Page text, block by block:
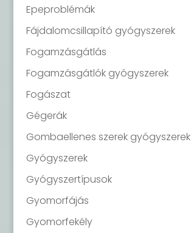
Epeproblémák
Fájdalomcsillapító gyógyszerek
Fogamzásgátlás
Fogamzásgátlók gyógyszerek
Fogászat
Gégerák
Gombaellenes szerek gyógyszerek
Gyógyszerek
Gyógyszertípusok
Gyomorfájás
Gyomorfekély